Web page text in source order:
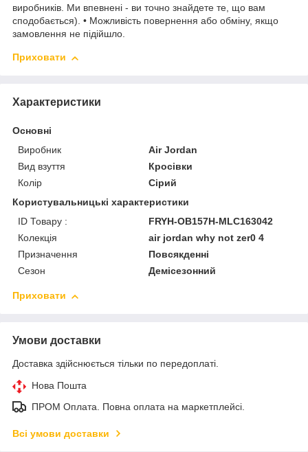
виробників. Ми впевнені - ви точно знайдете те, що вам
сподобається). • Можливість повернення або обміну, якщо
замовлення не підійшло.
Приховати
Характеристики
Основні
Виробник
Air Jordan
Вид взуття
Кросівки
Колір
Сірий
Користувальницькі характеристики
ID Товару :
FRYH-OB157H-MLC163042
Колекція
air jordan why not zer0 4
Призначення
Повсякденні
Сезон
Демісезонний
Приховати
Умови доставки
Доставка здійснюється тільки по передоплаті.
Нова Пошта
ПРОМ Оплата. Повна оплата на маркетплейсі.
Всі умови доставки